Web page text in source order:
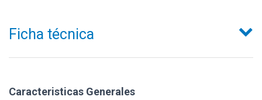
Ficha técnica
Caracteristicas Generales